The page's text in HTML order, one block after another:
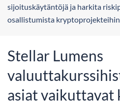
sijoituskäytäntöjä ja harkita
osallistumista kryptoprojekteihin
Stellar Lumens
asiat vaikuttavat